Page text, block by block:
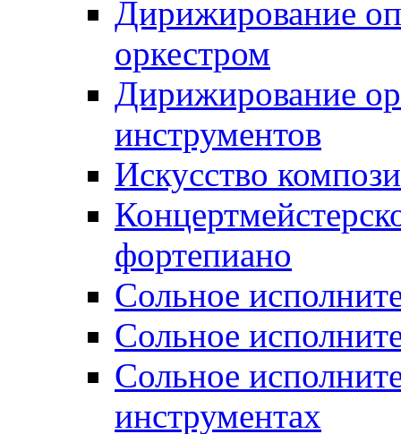
Дирижирование
оркестром
Дирижирование
инструментов
Искусство
фортепиано
Сольное
Сольное
Сольное
инструментах